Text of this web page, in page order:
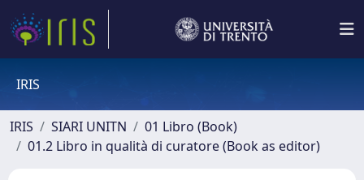
IRIS
IRIS SIARI UNITN
01 Libro (Book)
01.2 Libro in qualità di curatore (Book as editor)